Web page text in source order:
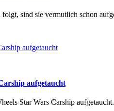
sind sie vermutlich schon
aufgetaucht
Star Wars Carship